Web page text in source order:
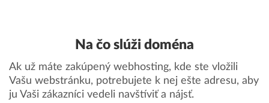
Na čo slúži doména
Ak už máte zakúpený webhosting, kde ste vložili
Vašu webstránku, potrebujete k nej ešte adresu, aby
ju Vaši zákazníci vedeli navštíviť a nájsť.